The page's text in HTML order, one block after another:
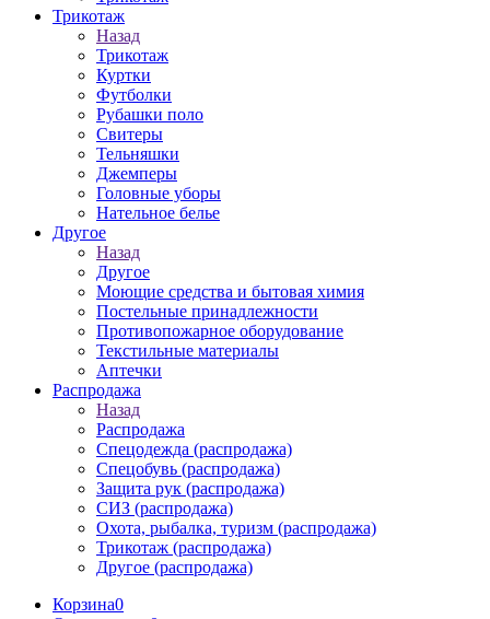
Трикотаж
Назад
Трикотаж
Куртки
Футболки
Рубашки поло
Свитеры
Тельняшки
Джемперы
Головные уборы
Нательное белье
Другое
Назад
Другое
Моющие средства и бытовая химия
Постельные принадлежности
Противопожарное оборудование
Текстильные материалы
Аптечки
Распродажа
Назад
Распродажа
Спецодежда (распродажа)
Спецобувь (распродажа)
Защита рук (распродажа)
СИЗ (распродажа)
Охота, рыбалка, туризм (распродажа)
Трикотаж (распродажа)
Другое (распродажа)
Корзина0